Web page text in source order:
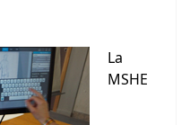
La
MSHE